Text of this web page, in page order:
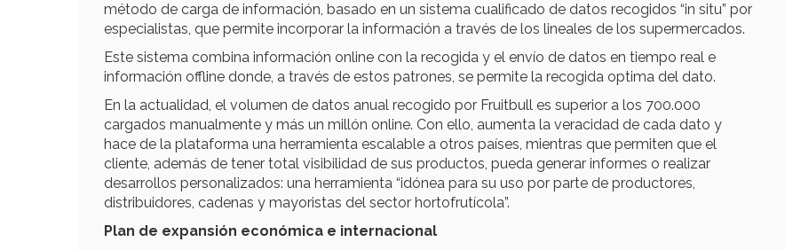
método de carga de información, basado en un sistema cualificado de datos recogidos “in situ” por
especialistas, que permite incorporar la información a través de los lineales de los supermercados.
Este sistema combina información online con la recogida y el envío de datos en tiempo real e
información offline donde, a través de estos patrones, se permite la recogida optima del dato.
En la actualidad, el volumen de datos anual recogido por Fruitbull es superior a los 700.000
cargados manualmente y más un millón online. Con ello, aumenta la veracidad de cada dato y
hace de la plataforma una herramienta escalable a otros países, mientras que permiten que el
cliente, además de tener total visibilidad de sus productos, pueda generar informes o realizar
desarrollos personalizados: una herramienta “idónea para su uso por parte de productores,
distribuidores, cadenas y mayoristas del sector hortofrutícola”.
Plan de expansión económica e internacional